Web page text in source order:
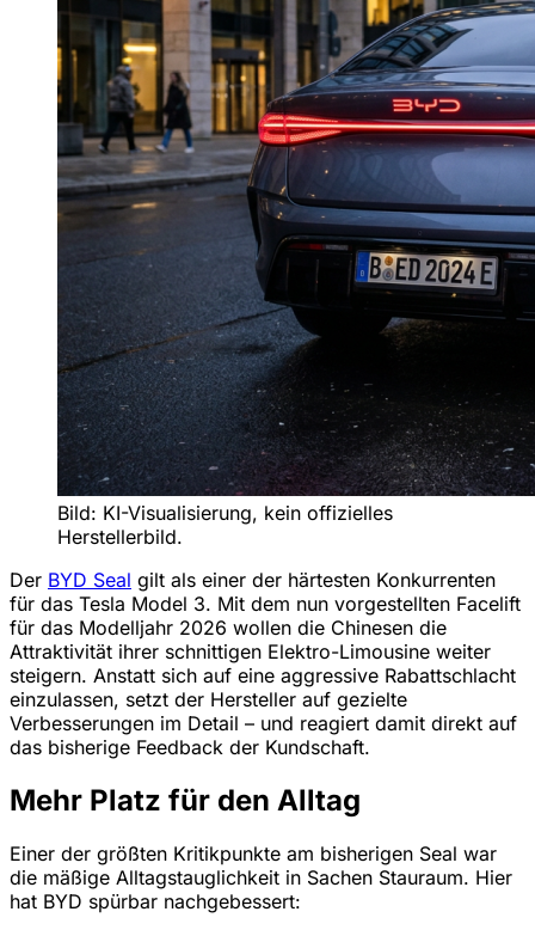
Bild: KI-Visualisierung, kein offizielles
Herstellerbild.
Der BYD Seal gilt als einer der härtesten Konkurrenten
für das Tesla Model 3. Mit dem nun vorgestellten Facelift
für das Modelljahr 2026 wollen die Chinesen die
Attraktivität ihrer schnittigen Elektro-Limousine weiter
steigern. Anstatt sich auf eine aggressive Rabattschlacht
einzulassen, setzt der Hersteller auf gezielte
Verbesserungen im Detail – und reagiert damit direkt auf
das bisherige Feedback der Kundschaft.
Mehr Platz für den Alltag
Einer der größten Kritikpunkte am bisherigen Seal war
die mäßige Alltagstauglichkeit in Sachen Stauraum. Hier
hat BYD spürbar nachgebessert: